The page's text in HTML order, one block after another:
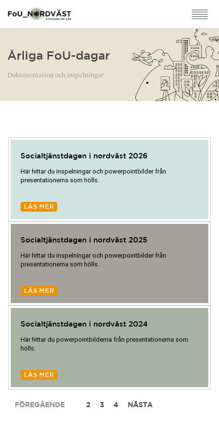
Årliga FoU-dagar
Dokumentation och inspelningar
Socialtjänstdagen i nordväst 2026
Här hittar du inspelningar och powerpointbilder från
presentationerna som hölls.
LÄS MER
Socialtjänstdagen i nordväst 2025
Här hittar du inspelningar och powerpointbilder från
presentationerna som hölls.
LÄS MER
Socialtjänstdagen i nordväst 2024
Här hittar du powerpointbilderna från presentationerna som
hölls.
LÄS MER
FÖREGÅENDE 2 3 4 NÄSTA